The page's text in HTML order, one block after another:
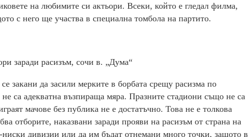
на любимите си актьори. Всеки, който е гледал филма,
с него ще участва в специална томбола на партито.
заради расизъм, сочи в. „Дума“
да засили мерките в борбата срещу расизма по
са адекватна възпираща мяра. Празните стадиони също не са
мачове без публика не е достатъчно. Това не е толкова
отборите, наказвани заради прояви на расизъм от страна на
дивизии или да им бъдат отнемани много точки, защото в